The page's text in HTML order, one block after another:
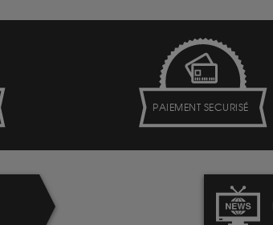
PAIEMENT SECURISÉ